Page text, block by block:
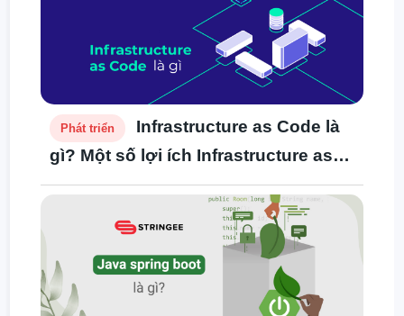
Phát triển
Infrastructure as Code là
gì? Một số lợi ích Infrastructure as
Code mang lại